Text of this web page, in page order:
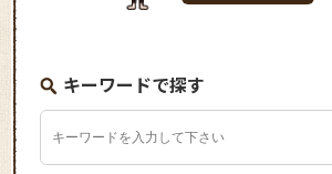
キーワードで探す